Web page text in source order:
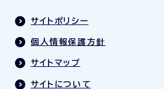
サイトポリシー
個人情報保護方針
サイトマップ
サイトについて